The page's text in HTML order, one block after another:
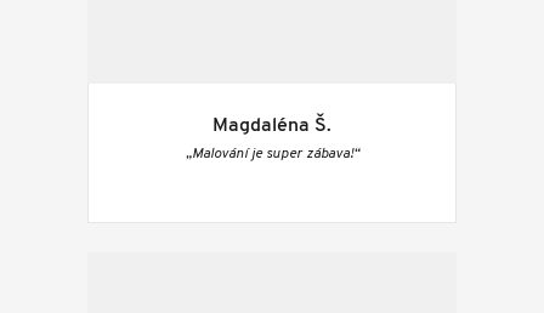
Magdaléna Š.
„Malování je super zábava!“